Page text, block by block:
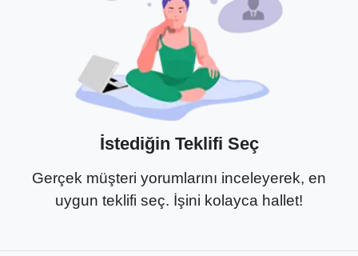
İstediğin Teklifi Seç
Gerçek müşteri yorumlarını inceleyerek, en
uygun teklifi seç. İşini kolayca hallet!